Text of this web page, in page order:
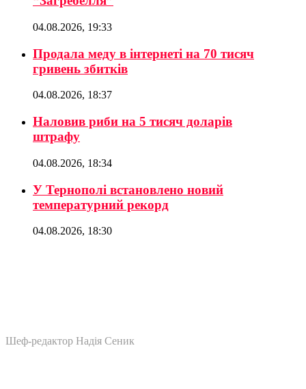
04.08.2026, 19:33
Продала меду в інтернеті на 70 тисяч
гривень збитків
04.08.2026, 18:37
Наловив риби на 5 тисяч доларів
штрафу
04.08.2026, 18:34
У Тернополі встановлено новий
температурний рекорд
04.08.2026, 18:30
Шеф-редактор Надія Сеник